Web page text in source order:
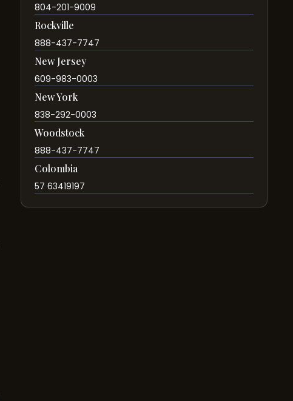
804-201-9009
Rockville
888-437-7747
New Jersey
609-983-0003
New York
838-292-0003
Woodstock
888-437-7747
Colombia
57 63419197